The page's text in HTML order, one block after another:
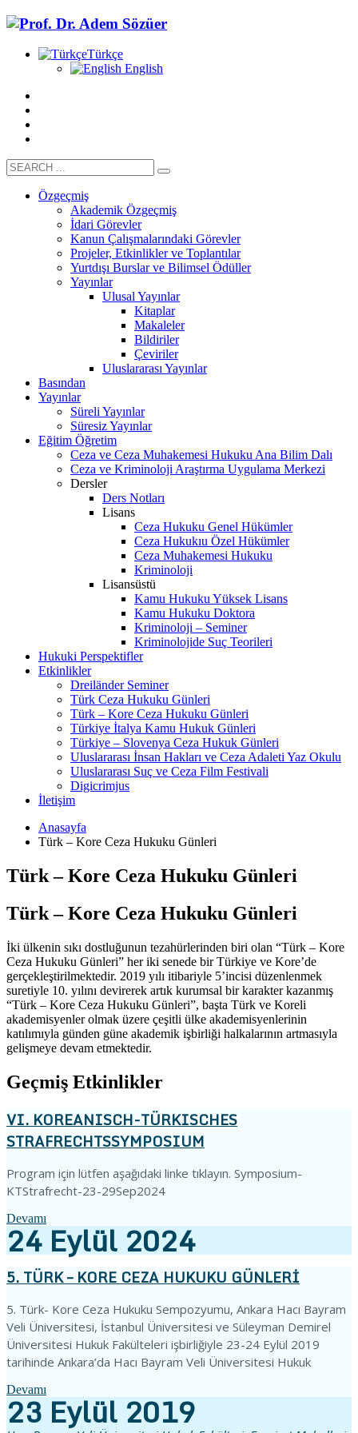
Türkçe
English
Özgeçmiş
Akademik Özgeçmiş
İdari Görevler
Kanun Çalışmalarındaki Görevler
Projeler, Etkinlikler ve Toplantılar
Yurtdışı Burslar ve Bilimsel Ödüller
Yayınlar
Ulusal Yayınlar
Kitaplar
Makaleler
Bildiriler
Çeviriler
Uluslararası Yayınlar
Basından
Yayınlar
Süreli Yayınlar
Süresiz Yayınlar
Eğitim Öğretim
Ceza ve Ceza Muhakemesi Hukuku Ana Bilim Dalı
Ceza ve Kriminoloji Araştırma Uygulama Merkezi
Dersler
Ders Notları
Lisans
Ceza Hukuku Genel Hükümler
Ceza Hukukıu Özel Hükümler
Ceza Muhakemesi Hukuku
Kriminoloji
Lisansüstü
Kamu Hukuku Yüksek Lisans
Kamu Hukuku Doktora
Kriminoloji – Seminer
Kriminolojide Suç Teorileri
Hukuki Perspektifler
Etkinlikler
Dreiländer Seminer
Türk Ceza Hukuku Günleri
Türk – Kore Ceza Hukuku Günleri
Türkiye İtalya Kamu Hukuk Günleri
Türkiye – Slovenya Ceza Hukuk Günleri
Uluslararası İnsan Hakları ve Ceza Adaleti Yaz Okulu
Uluslararası Suç ve Ceza Film Festivali
Digicrimjus
İletişim
Anasayfa
Türk – Kore Ceza Hukuku Günleri
Türk – Kore Ceza Hukuku Günleri
Türk – Kore Ceza Hukuku Günleri
İki ülkenin sıkı dostluğunun tezahürlerinden biri olan “Türk – Kore
Ceza Hukuku Günleri” her iki senede bir Türkiye ve Kore’de
gerçekleştirilmektedir. 2019 yılı itibariyle 5’incisi düzenlenmek
suretiyle 10. yılını devirerek artık kurumsal bir karakter kazanmış
“Türk – Kore Ceza Hukuku Günleri”, başta Türk ve Koreli
akademisyenler olmak üzere çeşitli ülke akademisyenlerinin
katılımıyla günden güne akademik işbirliği halkalarının artmasıyla
gelişmeye devam etmektedir.
Geçmiş Etkinlikler
VI. KOREANISCH-TÜRKISCHES
STRAFRECHTSSYMPOSIUM
Program için lütfen aşağıdaki linke tıklayın. Symposium-
KTStrafrecht-23-29Sep2024
Devamı
24Eylül2024
5. TÜRK – KORE CEZA HUKUKU GÜNLERİ
5. Türk- Kore Ceza Hukuku Sempozyumu, Ankara Hacı Bayram
Veli Üniversitesi, İstanbul Üniversitesi ve Süleyman Demirel
Üniversitesi Hukuk Fakülteleri işbirliğiyle 23-24 Eylül 2019
tarihinde Ankara’da Hacı Bayram Veli Üniversitesi Hukuk
Devamı
23Eylül2019